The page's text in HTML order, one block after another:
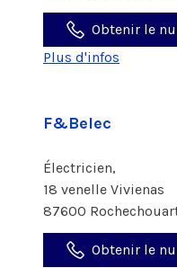
Obtenir le
Plus d'infos
F&Belec
Électricien,
18 venelle Vivienas
87600
Obtenir le